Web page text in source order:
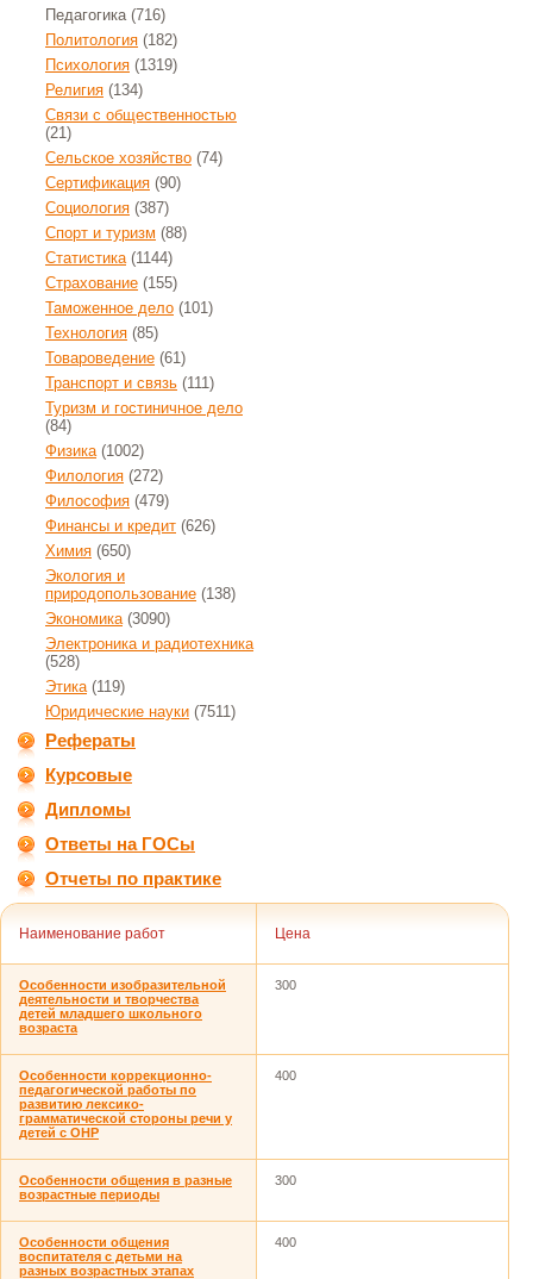
Педагогика(716)
Политология (182)
Психология (1319)
Религия (134)
Связи с общественностью
(21)
Сельское хозяйство (74)
Сертификация (90)
Социология (387)
Спорт и туризм (88)
Статистика(1144)
Страхование (155)
Таможенное дело (101)
Технология (85)
Товароведение (61)
Транспорт и связь (111)
Туризм и гостиничное дело
(84)
Физика(1002)
Филология (272)
Философия (479)
Финансы и кредит (626)
Химия (650)
Экология и
природопользование (138)
Экономика(3090)
Электроника и радиотехника
(528)
Этика(119)
Юридические науки (7511)
Рефераты
Курсовые
Дипломы
Ответы на ГОСы
Отчеты по практике
Наименование работ Цена
Особенности изобразительной
деятельности и творчества
детей младшего школьного
возраста
300
Особенности коррекционно-
педагогической работы по
развитию лексико-
грамматической стороны речи у
детей с ОНР
400
Особенности общения в разные
возрастные периоды
300
Особенности общения
воспитателя с детьми на
разных возрастных этапах
400